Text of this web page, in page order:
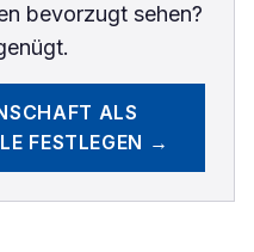
bevorzugt sehen?
ALS
FESTLEGEN →